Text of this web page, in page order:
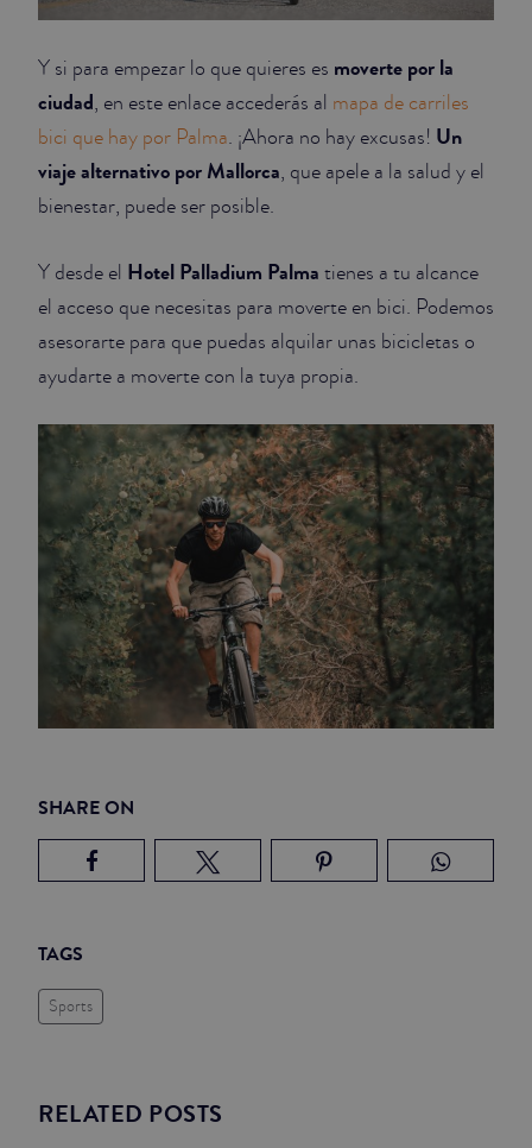
Y si para empezar lo que quieres es moverte por la
ciudad, en este enlace accederás al mapa de carriles
bici que hay por Palma. ¡Ahora no hay excusas! Un
viaje alternativo por Mallorca, que apele a la salud y el
bienestar, puede ser posible.
Y desde el Hotel Palladium Palma tienes a tu alcance
el acceso que necesitas para moverte en bici. Podemos
asesorarte para que puedas alquilar unas bicicletas o
ayudarte a moverte con la tuya propia.
SHARE ON
TAGS
Sports
RELATED POSTS